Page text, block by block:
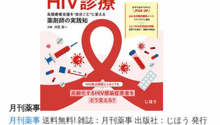
月刊薬事
月刊薬事送料無料! 雑誌：月刊薬事 出版社：じほう 発行